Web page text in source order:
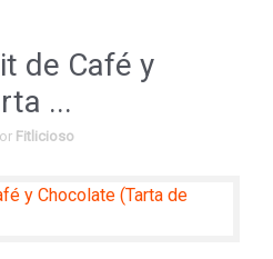
de Café y
...
Fitlicioso